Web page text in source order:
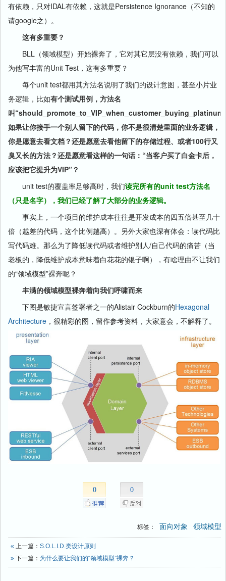
有依赖，只对IDAL有依赖，这就是Persistence Ignorance（不知的
请google之）。
这有多重要？
BLL（领域模型）开始裸奔了，它对其它层没有依赖，我们可以
为他写丰富的Unit Test，这有多重要？
每个unit test都用其方法名说明了我们的设计意图，甚至小片业
务逻辑，比如有个测试用例，方法名
叫
如果让你接手一个别人留下的代码，你不是很清楚里面的业务逻辑，
你是愿意去看文档？还是愿意去看他留下的存储过程、或者100行又
臭又长的方法？还是愿意看这样的一句话：“当客户买了白金卡后，
应该把它提升为VIP”？
unit test的覆盖率足够高时，我们读完所有的unit test方法名
（只是名字），我们已经了解了大部分的业务逻辑。
事实上，一个项目的维护成本往往是开发成本的四五倍甚至几十
倍（越差的代码，这个比例越高）。另外大家也深有体会：读代码比
写代码难。那么为了降低读代码或者维护别人/自己代码的痛苦（当
老板的，降低维护成本意味着白花花的银子啊），有啥理由不让我们
的“领域模型”裸奔呢？
丰满的领域模型裸奔着向我们呼啸而来
下图是敏捷宣言签署者之一的Alistair Cockburn的Hexagonal
Architecture ，很精彩的图，留作参考资料，大家意会，不解释了。
0 0
标签： 面向对象 领域模型
« 上一篇： S.O.L.I.D.类设计原则
» 下一篇： 为什么要让我们的“领域模型”裸奔？